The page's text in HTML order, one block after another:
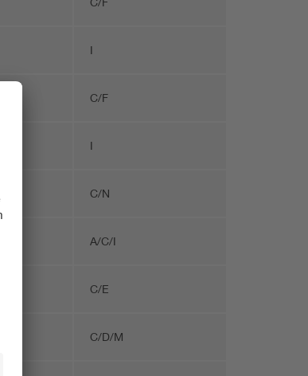
I
C/F
I
C/N
A/C/I
C/E
C/D/M